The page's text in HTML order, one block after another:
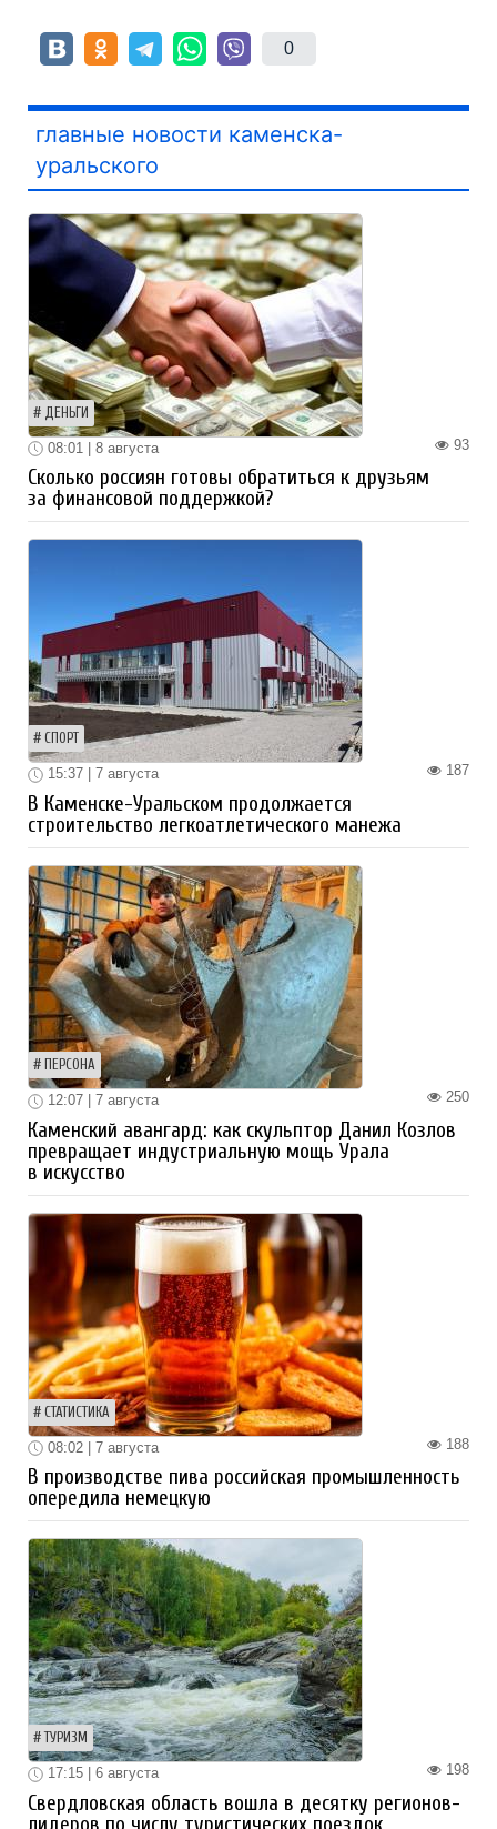
0
главные новости каменска-
уральского
ДЕНЬГИ
93
08:01 | 8 августа
Сколько россиян готовы обратиться к друзьям
за финансовой поддержкой?
СПОРТ
187
15:37 | 7 августа
В Каменске-Уральском продолжается
строительство легкоатлетического манежа
ПЕРСОНА
250
12:07 | 7 августа
Каменский авангард: как скульптор Данил Козлов
превращает индустриальную мощь Урала
в искусство
СТАТИСТИКА
188
08:02 | 7 августа
В производстве пива российская промышленность
опередила немецкую
ТУРИЗМ
198
17:15 | 6 августа
Свердловская область вошла в десятку регионов-